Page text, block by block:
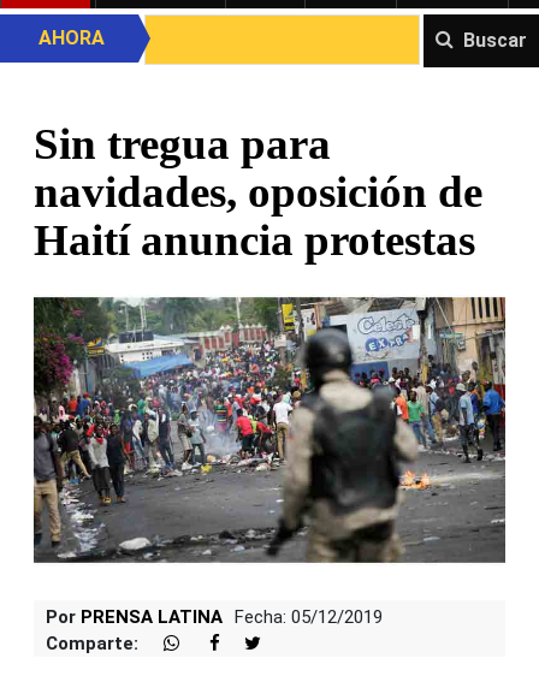
Buscar
AHORA
Sin tregua para
navidades, oposición de
Haití anuncia protestas
Por PRENSA LATINA Fecha: 05/12/2019
Comparte: